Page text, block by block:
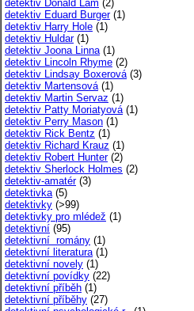
detektiv Donald Lam (2)
detektiv Eduard Burger(1)
detektiv Harry Hole (1)
detektiv Huldar(1)
detektiv Joona Linna(1)
detektiv Lincoln Rhyme (2)
detektiv Lindsay Boxerová(3)
detektiv Martensová(1)
detektiv Martin Servaz (1)
detektiv Patty Moriatyová(1)
detektiv Perry Mason (1)
detektiv Rick Bentz (1)
detektiv Richard Krauz (1)
detektiv Robert Hunter(2)
detektiv Sherlock Holmes (2)
detektiv-amatér(3)
detektivka(5)
detektivky (>99)
detektivky pro mlédež (1)
detektivní (95)
detektivní romány (1)
detektivní literatura(1)
detektivní novely (1)
detektivní povídky (22)
detektivní příběh (1)
detektivní příběhy (27)